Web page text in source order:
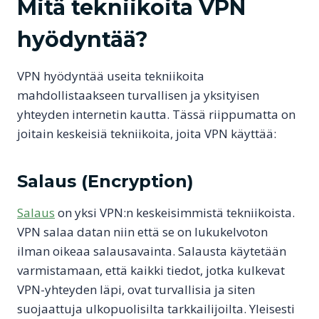
Mitä tekniikoita VPN
hyödyntää?
VPN hyödyntää useita tekniikoita
mahdollistaakseen turvallisen ja yksityisen
yhteyden internetin kautta. Tässä riippumatta on
joitain keskeisiä tekniikoita, joita VPN käyttää:
Salaus (Encryption)
Salaus on yksi VPN:n keskeisimmistä tekniikoista.
VPN salaa datan niin että se on lukukelvoton
ilman oikeaa salausavainta. Salausta käytetään
varmistamaan, että kaikki tiedot, jotka kulkevat
VPN-yhteyden läpi, ovat turvallisia ja siten
suojaattuja ulkopuolisilta tarkkailijoilta. Yleisesti